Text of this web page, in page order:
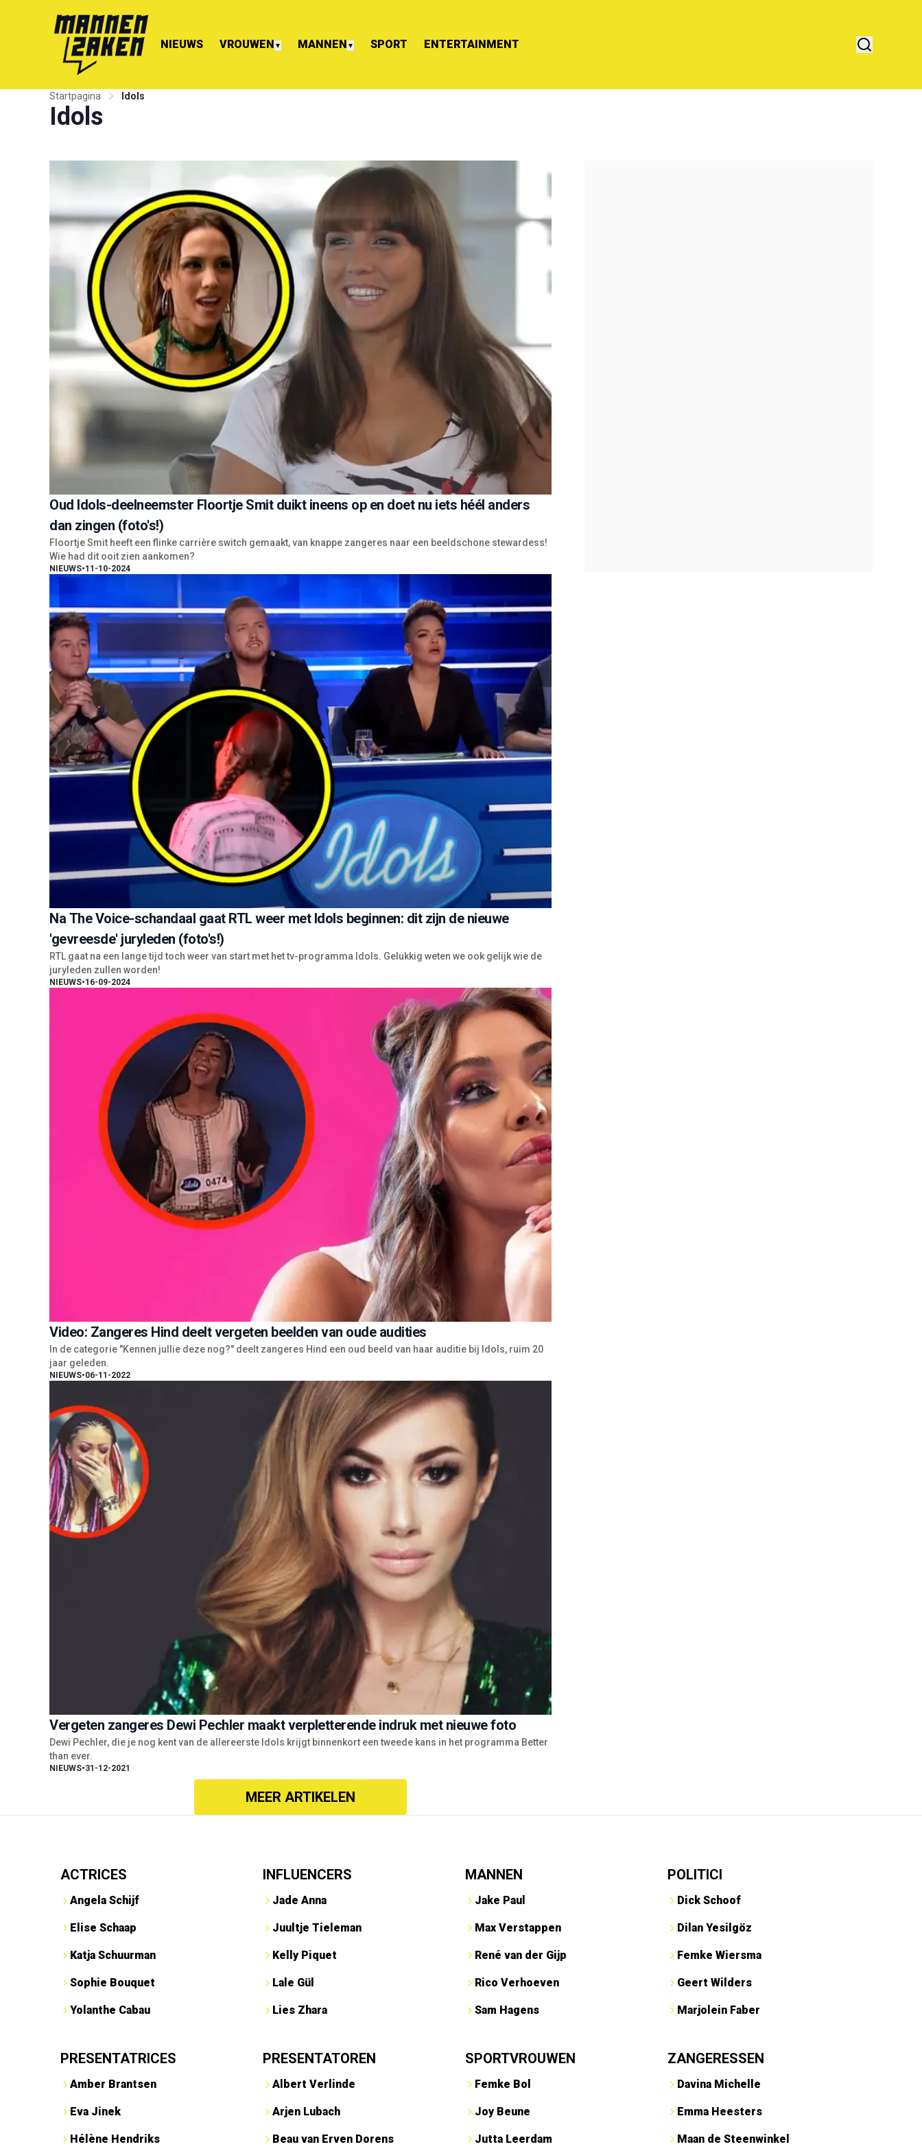
NIEUWS VROUWEN ▼ MANNEN ▼ SPORT ENTERTAINMENT
Startpagina Idols
Idols
Oud Idols-deelneemster Floortje Smit duikt ineens op en doet nu iets héél anders
dan zingen (foto's!)
Floortje Smit heeft een flinke carrière switch gemaakt, van knappe zangeres naar een beeldschone stewardess!
Wie had dit ooit zien aankomen?
NIEUWS•11-10-2024
Na The Voice-schandaal gaat RTL weer met Idols beginnen: dit zijn de nieuwe
'gevreesde' juryleden (foto's!)
RTL gaat na een lange tijd toch weer van start met het tv-programma Idols. Gelukkig weten we ook gelijk wie de
juryleden zullen worden!
NIEUWS•16-09-2024
Video: Zangeres Hind deelt vergeten beelden van oude audities
In de categorie "Kennen jullie deze nog?" deelt zangeres Hind een oud beeld van haar auditie bij Idols, ruim 20
jaar geleden.
NIEUWS•06-11-2022
Vergeten zangeres Dewi Pechler maakt verpletterende indruk met nieuwe foto
Dewi Pechler, die je nog kent van de allereerste Idols krijgt binnenkort een tweede kans in het programma Better
than ever.
NIEUWS•31-12-2021
MEER ARTIKELEN
ACTRICES
Angela Schijf
Elise Schaap
Katja Schuurman
Sophie Bouquet
Yolanthe Cabau
INFLUENCERS
Jade Anna
Juultje Tieleman
Kelly Piquet
Lale Gül
Lies Zhara
MANNEN
Jake Paul
Max Verstappen
René van der Gijp
Rico Verhoeven
Sam Hagens
POLITICI
Dick Schoof
Dilan Yesilgöz
Femke Wiersma
Geert Wilders
Marjolein Faber
PRESENTATRICES
Amber Brantsen
Eva Jinek
Hélène Hendriks
PRESENTATOREN
Albert Verlinde
Arjen Lubach
Beau van Erven Dorens
SPORTVROUWEN
Femke Bol
Joy Beune
Jutta Leerdam
ZANGERESSEN
Davina Michelle
Emma Heesters
Maan de Steenwinkel